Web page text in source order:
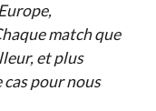
match que
et plus
cas pour nous